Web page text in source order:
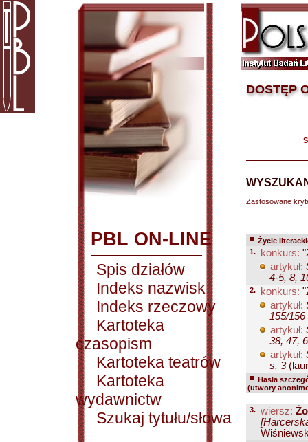
PBL ON-LINE
Spis działów
Indeks nazwisk
Indeks rzeczowy
Kartoteka
czasopism
Kartoteka teatrów
Kartoteka
wydawnictw
Szukaj tytułu/słowa
DOSTĘP
|
Zastosowane
Życie
1.
konkurs:
artykuł:
4-5, 8,
2. konkurs:
artykuł:
155/156
artykuł:
38, 47,
artykuł:
s. 3
Hasła
(utwory
3. wiersz: